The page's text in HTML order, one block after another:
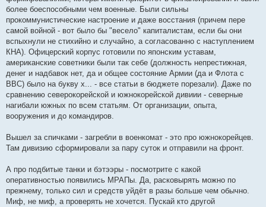
более боеспособными чем военные. Были сильны
прокоммунистические настроение и даже восстания (причем пере
самой войной - вот было бы "весело" капиталистам, если бы они
вспыхнули не стихийно и случайно, а согласованно с наступлением
КНА). Офицерский корпус готовили по японским уставам,
американские советники были так себе (должность непрестижная,
денег и надбавок нет, да и общее состояние Армии (да и Флота с
ВВС) было на букву х... - все статьи в бюджете порезали). Даже по
сравнению северокорейской и южнокорейской дивиии - северные
нагибали южных по всем статьям. От организации, опыта,
вооружения и до командиров.
Вышел за спичками - загребли в военкомат - это про южнокорейцев.
Там дивизию сформировали за пару суток и отправили на фронт.
А про подбитые танки и бэтээры - посмотрите с какой
оперативностью появились МРАПы. Да, расковырять можно по
прежнему, только сил и средств уйдёт в разы больше чем обычно.
Миф, не миф, а проверять не хочется. Пускай кто другой